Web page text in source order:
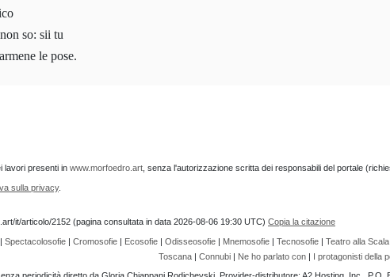
so: sii tu
le pose.
lavori presenti in www.morfoedro.art , senza l'autorizzazione scritta dei responsabili del portale
sulla privacy.
it/articolo/2152 (pagina consultata in data 2026-08-06 19:30 UTC) Copia la citazione
Spectacolosofie| Cromosofie| Ecosofie| Odisseosofie| Mnemosofie| Tecnosofie| Teatro alla Scala
Toscana | Connubi | Ne ho parlato con | I protagonisti della